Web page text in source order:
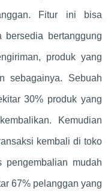
Fitur ini bisa
bersedia bertanggung
produk yang
sebagainya. Sebuah
30% produk yang
Kemudian
kembali di toko
mudah
67% pelanggan yang